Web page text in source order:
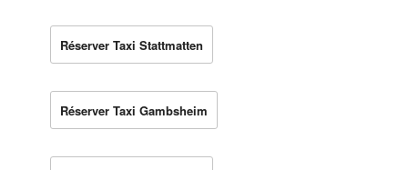
Réserver Taxi Stattmatten
Réserver Taxi Gambsheim